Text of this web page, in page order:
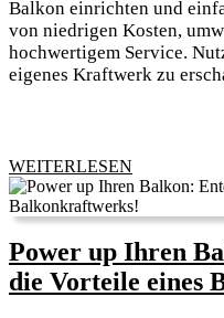
Balkon einrichten und
von niedrigen Kosten,
hochwertigem Service.
eigenes Kraftwerk zu
WEITERLESEN
Power up Ihren
die Vorteile eines